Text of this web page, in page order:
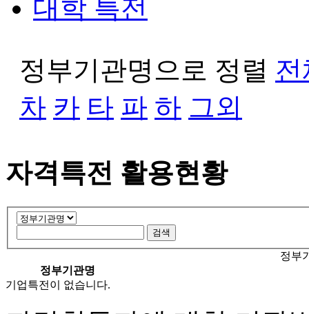
대학 특전
정부기관명으로 정렬 전
차 카 타 파 하 그외
자격특전 활용현황
정부
정부기관명
기업특전이 없습니다.